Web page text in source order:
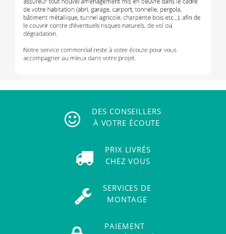
DES CONSEILLERS
À VOTRE ÉCOUTE
PRIX LIVRÉS
CHEZ VOUS
SERVICES DE
MONTAGE
PAIEMENT